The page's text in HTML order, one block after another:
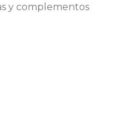
y complementos